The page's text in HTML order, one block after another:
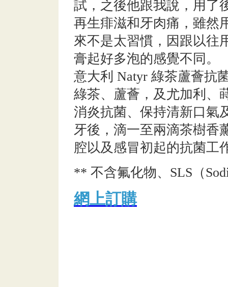
試，之後他跟我說，用了
再生痱滋和牙肉痛，雖然
來不是太習慣，因跟以往
膏起好多泡的感覺不同。
意大利 Natyr 綠茶蘆薈抗
綠茶、蘆薈，及尤加利、
消炎抗菌、保持清新口氣
牙後，滴一至兩滴茶樹香
腔以及感冒初起的抗菌工
** 不含氟化物、SLS（
網上訂購